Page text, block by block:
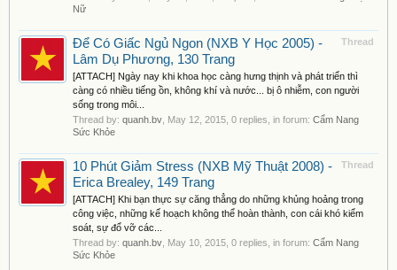
Nữ
Thread
Để Có Giấc Ngủ Ngon (NXB Y Học 2005) -
Lâm Dụ Phương, 130 Trang
[ATTACH] Ngày nay khi khoa học càng hưng thịnh và phát triển thì
càng có nhiều tiếng ồn, không khí và nước... bị ô nhiễm, con người
sống trong môi...
Thread by: quanh.bv May 12, 2015 , 0 replies, in forum: Cẩm Nang
Sức Khỏe
Thread
10 Phút Giảm Stress (NXB Mỹ Thuật 2008) -
Erica Brealey, 149 Trang
[ATTACH] Khi bạn thực sự căng thẳng do những khủng hoảng trong
công việc, những kế hoạch không thể hoàn thành, con cái khó kiểm
soát, sự đổ vỡ các...
Thread by: quanh.bv May 10, 2015 , 0 replies, in forum: Cẩm Nang
Sức Khỏe